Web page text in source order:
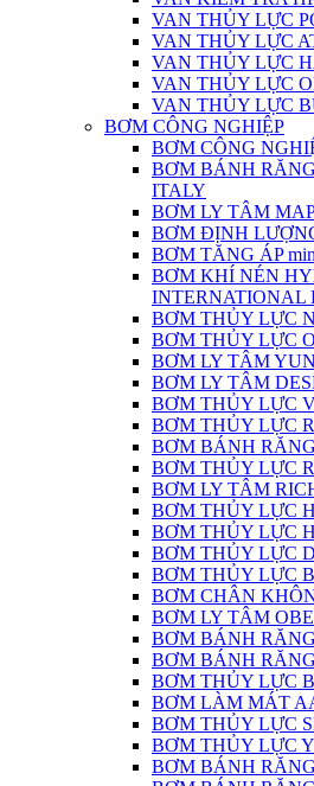
VAN THỦY LỰC
VAN THỦY LỰC
VAN THỦY LỰC
VAN THỦY LỰC
VAN THỦY LỰC
BƠM CÔNG NGHIỆP
BƠM CÔNG
BƠM BÁNH
ITALY
BƠM LY TÂM
BƠM ĐỊNH
BƠM TĂNG ÁP
BƠM KHÍ NÉN
INTERNATIONAL
BƠM THỦY LỰC
BƠM THỦY LỰC
BƠM LY TÂM
BƠM LY TÂM
BƠM THỦY LỰC
BƠM THỦY LỰC
BƠM BÁNH
BƠM THỦY LỰC
BƠM LY TÂM
BƠM THỦY LỰC
BƠM THỦY LỰC
BƠM THỦY LỰC
BƠM THỦY LỰC
BƠM CHÂN
BƠM LY TÂM
BƠM BÁNH
BƠM BÁNH
BƠM THỦY LỰC
BƠM LÀM MÁT
BƠM THỦY LỰC
BƠM THỦY LỰC
BƠM BÁNH